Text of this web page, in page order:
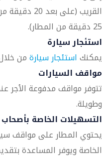
القريب
25 دقيقة من المطار).
استئجار سيارة
يمكنكاستئجار سيارةمن
مواقف السيارات
تتوفر مواقف مدفوعة الأجر
وطويلة.
التسهيلات الخاصة
يحتوي المطار على مواقف
الخاصة ويوفر المساعدة